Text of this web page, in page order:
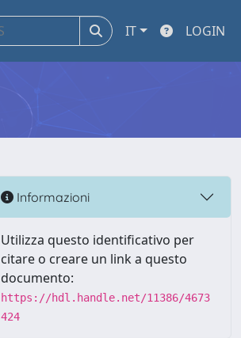
IT LOGIN
Informazioni
Utilizza questo identificativo per
citare o creare un link a questo
documento:
https://hdl.handle.net/11386/4673
424